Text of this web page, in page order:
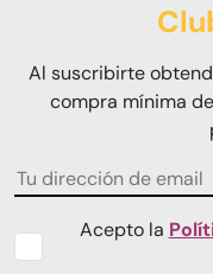
Al suscribirte
compra mínima
Acepto la